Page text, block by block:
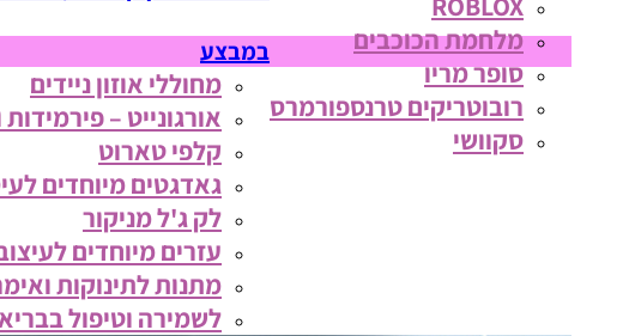
מלחמת הכוכבים
סופר מריו
רובוטריקים טרנספורמרס
סקוושי
במבצע
מחוללי אוזון ניידים
אורגונייט –
קלפי טארוט
גאדגטים מיוחדים
לק ג'ל מניקור
עזרים מיוחדים
מתנות לתינוקות
לשמירה וטיפול